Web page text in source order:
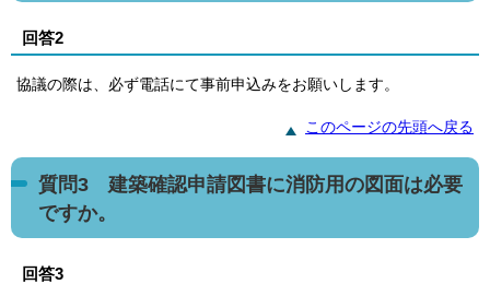
回答2
協議の際は、必ず電話にて事前申込みをお願いします。
このページの先頭へ戻る
質問3 建築確認申請図書に消防用の図面は必要
ですか。
回答3